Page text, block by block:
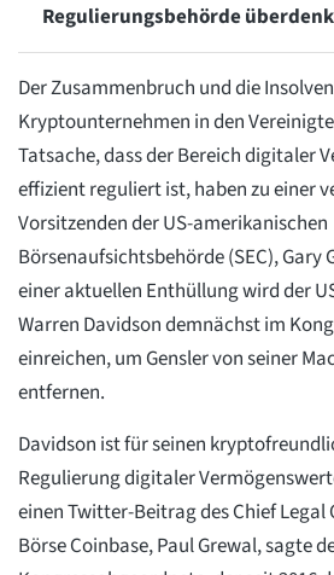
Regulierungsbehörde
Der Zusammenbruch und die
Kryptounternehmen in den
Tatsache, dass der Bereich digitaler
effizient reguliert ist, haben zu einer
Vorsitzenden der US-amerikanischen
Börsenaufsichtsbehörde (SEC), Gary
einer aktuellen Enthüllung wird der
Warren Davidson demnächst im
einreichen, um Gensler von seiner
entfernen.
Davidson ist für seinen
Regulierung digitaler
einen Twitter-Beitrag des Chief
Börse Coinbase, Paul Grewal, sagte